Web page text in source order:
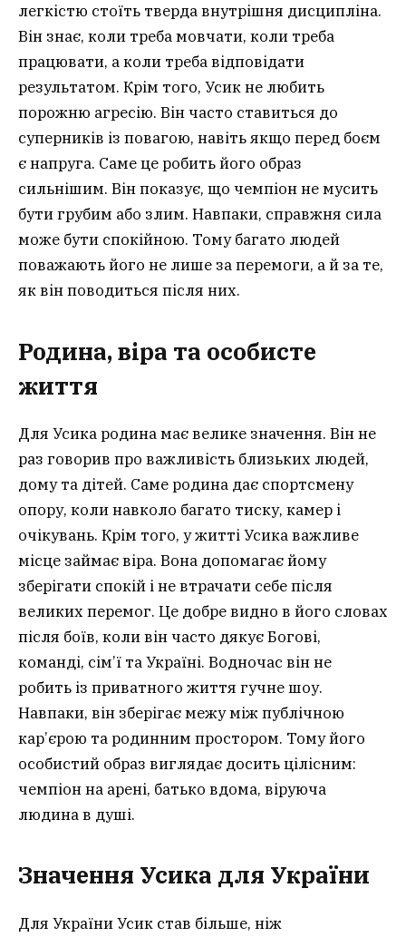
легкістю стоїть тверда внутрішня дисципліна.
Він знає, коли треба мовчати, коли треба
працювати, а коли треба відповідати
результатом. Крім того, Усик не любить
порожню агресію. Він часто ставиться до
суперників із повагою, навіть якщо перед боєм
є напруга. Саме це робить його образ
сильнішим. Він показує, що чемпіон не мусить
бути грубим або злим. Навпаки, справжня сила
може бути спокійною. Тому багато людей
поважають його не лише за перемоги, а й за те,
як він поводиться після них.
Родина, віра та особисте
життя
Для Усика родина має велике значення. Він не
раз говорив про важливість близьких людей,
дому та дітей. Саме родина дає спортсмену
опору, коли навколо багато тиску, камер і
очікувань. Крім того, у житті Усика важливе
місце займає віра. Вона допомагає йому
зберігати спокій і не втрачати себе після
великих перемог. Це добре видно в його словах
після боїв, коли він часто дякує Богові,
команді, сім’ї та Україні. Водночас він не
робить із приватного життя гучне шоу.
Навпаки, він зберігає межу між публічною
кар’єрою та родинним простором. Тому його
особистий образ виглядає досить цілісним:
чемпіон на арені, батько вдома, віруюча
людина в душі.
Значення Усика для України
Для України Усик став більше, ніж